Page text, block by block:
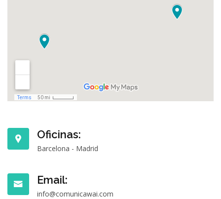
Oficinas:
Barcelona - Madrid
Email:
info@comunicawai.com